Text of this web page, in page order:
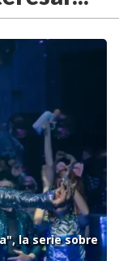
la serie sobre